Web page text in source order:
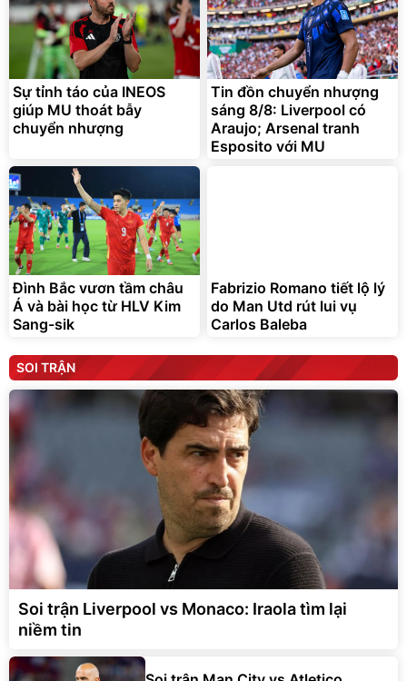
Sự tỉnh táo của INEOS
giúp MU thoát bẫy
chuyển nhượng
Tin đồn chuyển nhượng
sáng 8/8: Liverpool có
Araujo; Arsenal tranh
Esposito với MU
Đình Bắc vươn tầm châu
Á và bài học từ HLV Kim
Sang-sik
Fabrizio Romano tiết lộ lý
do Man Utd rút lui vụ
Carlos Baleba
SOI TRẬN
Soi trận Liverpool vs Monaco: Iraola tìm lại
niềm tin